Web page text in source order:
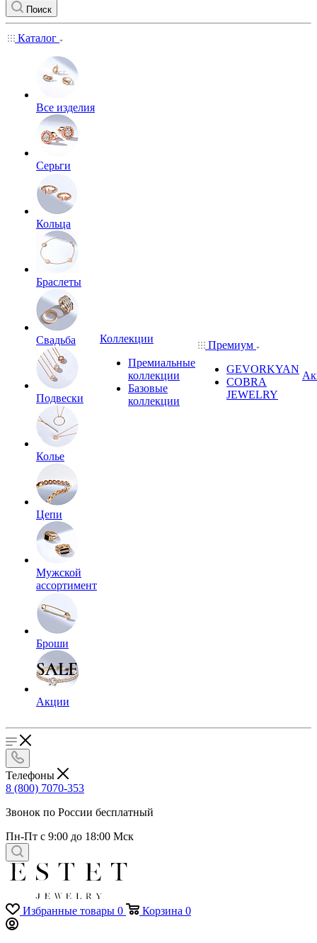
Поиск
Каталог
Все изделия
Серьги
Кольца
Браслеты
Свадьба
Подвески
Колье
Цепи
Мужской
ассортимент
Броши
Акции
Коллекции
Премиальные
коллекции
Базовые
коллекции
Премиум
GEVORKYAN
COBRA
JEWELRY
Телефоны
8 (800) 7070-353
Звонок по России бесплатный
Пн-Пт с 9:00 до 18:00 Мск
Избранные товары 0 Корзина 0